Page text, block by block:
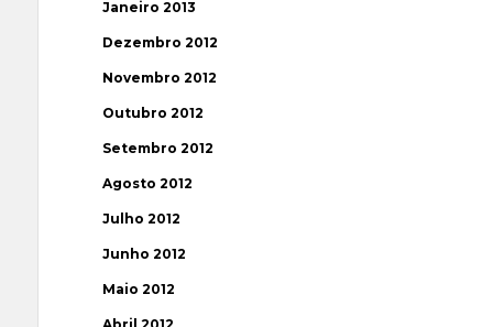
Janeiro 2013
Dezembro 2012
Novembro 2012
Outubro 2012
Setembro 2012
Agosto 2012
Julho 2012
Junho 2012
Maio 2012